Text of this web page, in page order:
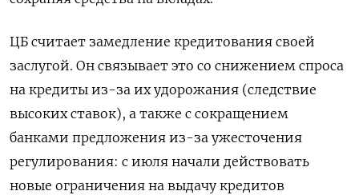
ЦБ считает замедление кредитования своей
заслугой. Он связывает это со снижением спроса
на кредиты из-за их удорожания (следствие
высоких ставок), а также с сокращением
банками предложения из-за ужесточения
регулирования: с июля начали действовать
новые ограничения на выдачу кредитов